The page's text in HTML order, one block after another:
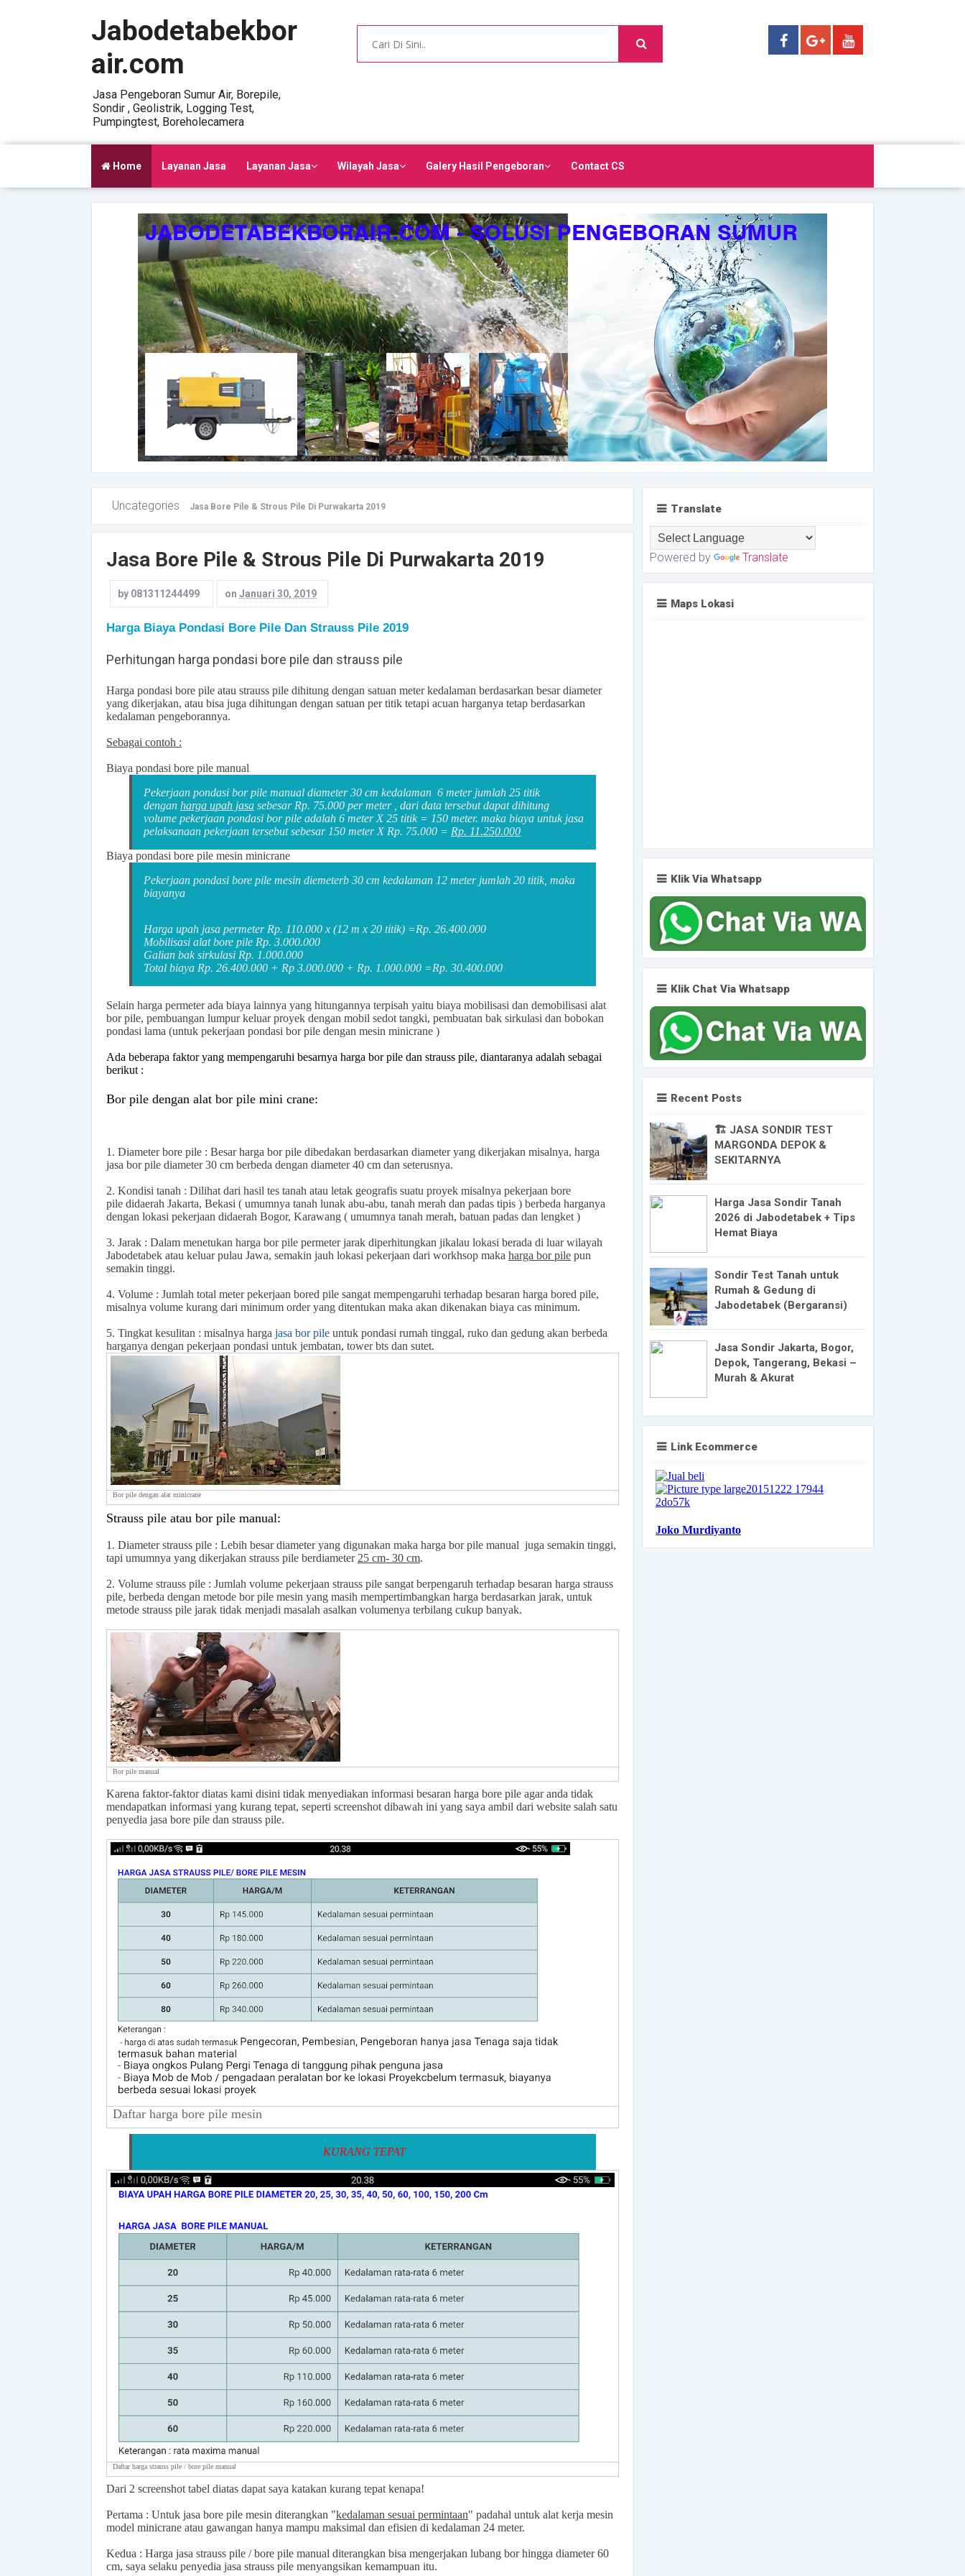
Jabodetabekbor
air.com
Jasa Pengeboran Sumur Air, Borepile,
Sondir , Geolistrik, Logging Test,
Pumpingtest, Boreholecamera
Home Layanan Jasa Layanan Jasa Wilayah Jasa Galery Hasil Pengeboran Contact CS
Uncategories Jasa Bore Pile & Strous Pile Di Purwakarta 2019
Jasa Bore Pile & Strous Pile Di Purwakarta 2019
by 081311244499 on Januari 30, 2019
Harga Biaya Pondasi Bore Pile Dan Strauss Pile 2019
Perhitungan harga pondasi bore pile dan strauss pile
Harga pondasi bore pile atau strauss pile dihitung dengan satuan meter kedalaman berdasarkan besar diameter
yang dikerjakan, atau bisa juga dihitungan dengan satuan per titik tetapi acuan harganya tetap berdasarkan
kedalaman pengeborannya.
Sebagai contoh :
Biaya pondasi bore pile manual
Pekerjaan pondasi bor pile manual diameter 30 cm kedalaman 6 meter jumlah 25 titik
dengan harga upah jasa sebesar Rp. 75.000 per meter , dari data tersebut dapat dihitung
volume pekerjaan pondasi bor pile adalah 6 meter X 25 titik = 150 meter. maka biaya untuk jasa
pelaksanaan pekerjaan tersebut sebesar 150 meter X Rp. 75.000 = Rp. 11.250.000
Biaya pondasi bore pile mesin minicrane
Pekerjaan pondasi bore pile mesin diemeterb 30 cm kedalaman 12 meter jumlah 20 titik, maka
biayanya
Harga upah jasa permeter Rp. 110.000 x (12 m x 20 titik) =Rp. 26.400.000
Mobilisasi alat bore pile Rp. 3.000.000
Galian bak sirkulasi Rp. 1.000.000
Total biaya Rp. 26.400.000 + Rp 3.000.000 + Rp. 1.000.000 =Rp. 30.400.000
Selain harga permeterada biaya lainnya yang hitungannya terpisah yaitu biaya mobilisasi dan demobilisasi alat
bor pile, pembuangan lumpur keluar proyek dengan mobil sedot tangki, pembuatan bak sirkulasi dan bobokan
pondasi lama (untuk pekerjaan pondasi bor pile dengan mesin minicrane )
Ada beberapa faktor yang mempengaruhi besarnya harga bor pile dan strauss pile, diantaranya adalah sebagai
berikut :
Bor pile dengan alat bor pile mini crane:
1. Diameter bore pile : Besar harga bor pile dibedakan berdasarkan diameter yang dikerjakan misalnya, harga
jasa bor pile diameter 30 cm berbeda dengan diameter 40 cm dan seterusnya.
2. Kondisi tanah : Dilihat dari hasil tes tanah atau letak geografis suatu proyek misalnya pekerjaan bore
pile didaerah Jakarta, Bekasi ( umumnya tanah lunak abu-abu, tanah merah dan padas tipis ) berbeda harganya
dengan lokasi pekerjaan didaerah Bogor, Karawang ( umumnya tanah merah, batuan padas dan lengket )
3. Jarak : Dalam menetukan harga bor pile permeter jarak diperhitungkan jikalau lokasi berada di luar wilayah
Jabodetabek atau keluar pulau Jawa, semakin jauh lokasi pekerjaan dari workhsop maka harga bor pile pun
semakin tinggi.
4. Volume : Jumlah total meter pekerjaan bored pile sangat mempengaruhi terhadap besaran harga bored pile,
misalnya volume kurang dari minimum order yang ditentukan maka akan dikenakan biaya cas minimum.
5. Tingkat kesulitan : misalnya harga jasa bor pile untuk pondasi rumah tinggal, ruko dan gedung akan berbeda
harganya dengan pekerjaan pondasi untuk jembatan, tower bts dan sutet.
Bor pile dengan alat minicrane
Strauss pile atau bor pile manual:
1. Diameter strauss pile : Lebih besar diameter yang digunakan maka harga bor pile manual juga semakin tinggi,
tapi umumnya yang dikerjakan strauss pile berdiameter 25 cm- 30 cm.
2. Volume strauss pile : Jumlah volume pekerjaan strauss pile sangat berpengaruh terhadap besaran harga strauss
pile, berbeda dengan metode bor pile mesin yang masih mempertimbangkan harga berdasarkan jarak, untuk
metode strauss pile jarak tidak menjadi masalah asalkan volumenya terbilang cukup banyak.
Bor pile manual
Karena faktor-faktor diatas kami disini tidak menyediakan informasi besaran harga bore pile agar anda tidak
mendapatkan informasi yang kurang tepat, seperti screenshot dibawah ini yang saya ambil dari website salah satu
penyedia jasa bore pile dan strauss pile.
Daftar harga bore pile mesin
KURANG TEPAT
Daftar harga strauss pile / bore pile manual
Dari 2 screenshot tabel diatas dapat saya katakan kurang tepat kenapa!
Pertama : Untuk jasa bore pile mesin diterangkan "kedalaman sesuai permintaan" padahal untuk alat kerja mesin
model minicrane atau gawangan hanya mampu maksimal dan efisien di kedalaman 24 meter.
Kedua : Harga jasa strauss pile / bore pile manual diterangkan bisa mengerjakan lubang bor hingga diameter 60
cm, saya selaku penyedia jasa strauss pile menyangsikan kemampuan itu.
Translate
Powered by Translate
Maps Lokasi
Klik Via Whatsapp
Klik Chat Via Whatsapp
Recent Posts
🏗️ JASA SONDIR TEST
MARGONDA DEPOK &
SEKITARNYA
Harga Jasa Sondir Tanah
2026 di Jabodetabek + Tips
Hemat Biaya
Sondir Test Tanah untuk
Rumah & Gedung di
Jabodetabek (Bergaransi)
Jasa Sondir Jakarta, Bogor,
Depok, Tangerang, Bekasi –
Murah & Akurat
Link Ecommerce